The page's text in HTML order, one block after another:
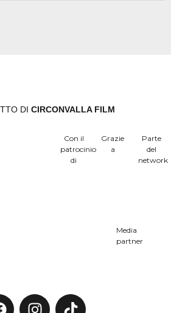
DI CIRCONVALLA FILM
Con il
patrocinio
di
Grazie
a
Parte
del
network
Media
partner